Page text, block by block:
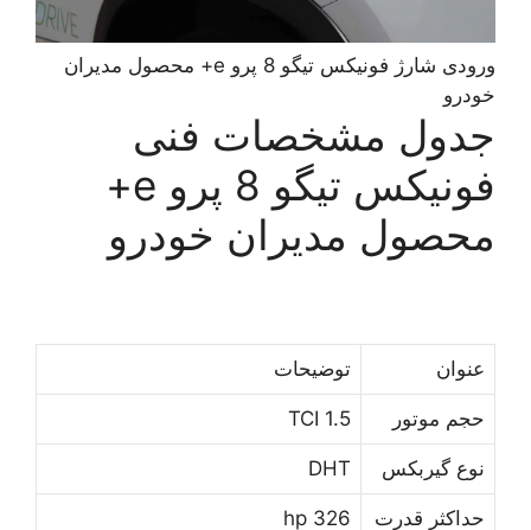
ورودی شارژ فونیکس تیگو 8 پرو e+ محصول مدیران
خودرو
جدول مشخصات فنی
فونیکس تیگو 8 پرو e+
محصول مدیران خودرو
ﻋﻨﻮﺍﻥ ﺗﻮﺿﻴﺤﺎﺕ
ﺣﺠﻢ ﻣﻮﺗﻮﺭ 1.5 TCI
ﻧﻮﻉ ﮔﻴﺮﺑﻜﺲ DHT
ﺣﺪﺍﻛﺜﺮ ﻗﺪﺭﺕ 326 hp